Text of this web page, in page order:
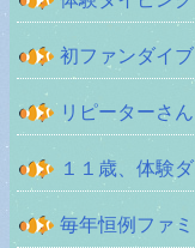
初ファンダイブ
リピーターさ
１１歳、体験
毎年恒例ファ